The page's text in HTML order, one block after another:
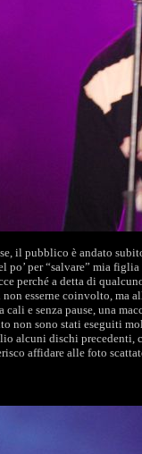
il pubblico è andato
po’ per “salvare” mia
perché a detta di
esserne coinvolto, ma
cali e senza pause, una
non sono stati eseguiti
alcuni dischi precedenti,
affidare alle foto